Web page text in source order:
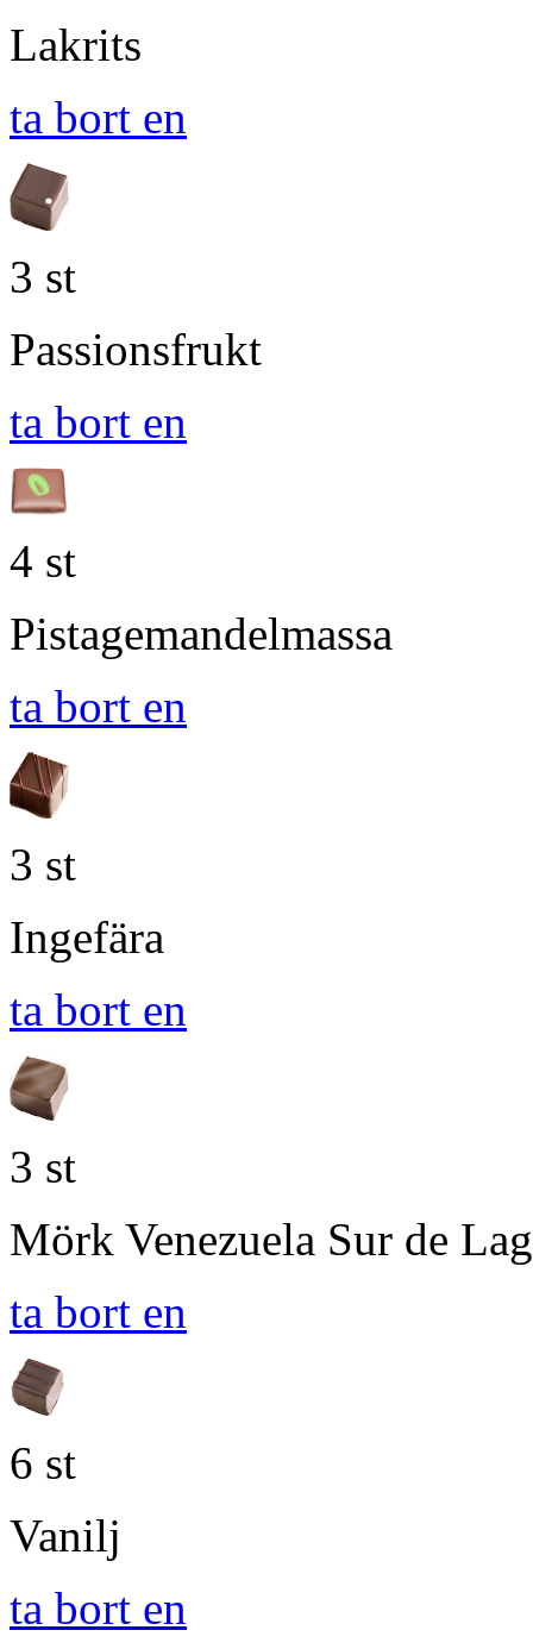
Lakrits
ta bort en
3 st
Passionsfrukt
ta bort en
4 st
Pistagemandelmassa
ta bort en
3 st
Ingefära
ta bort en
3 st
Mörk Venezuela Sur de
ta bort en
6 st
Vanilj
ta bort en